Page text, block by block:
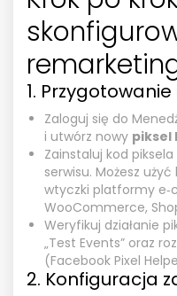
1.
Zaloguj się do
i utwórz nowy piksel
Zainstaluj kod
serwisu. Możesz
wtyczki platformy
WooCommerce,
Weryfikuj działanie
„Test Events” oraz
(Facebook Pixel
2. Konfiguracja